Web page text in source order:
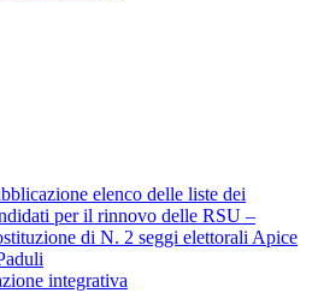
elenco delle liste dei
per il rinnovo delle RSU –
di N. 2 seggi elettorali Apice
integrativa